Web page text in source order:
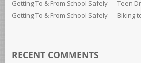
Getting To & From School Safely — Teen
Getting To & From School Safely — Biking
RECENT COMMENTS